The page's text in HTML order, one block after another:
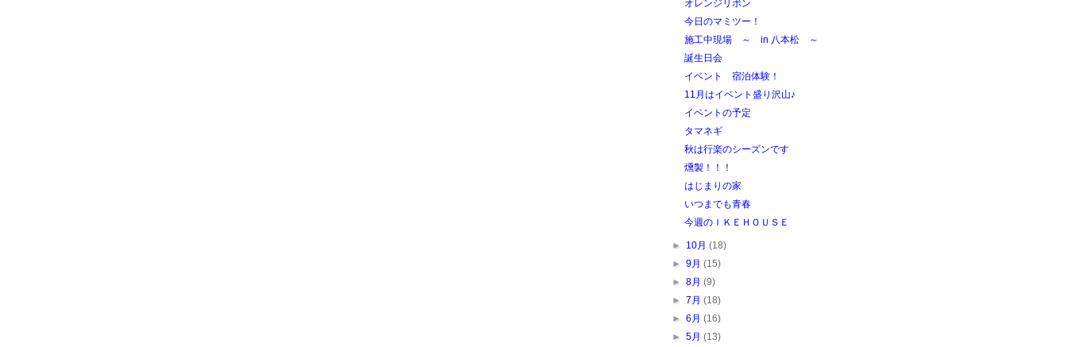
オレンジリボン
今日のマミツー！
施工中現場 ～ in 八本松 ～
誕生日会
イベント 宿泊体験！
11月はイベント盛り沢山♪
イベントの予定
タマネギ
秋は行楽のシーズンです
燻製！！！
はじまりの家
いつまでも青春
今週のＩＫＥＨＯＵＳＥ
► 10月 (18)
►9月 (15)
►8月 (9)
►7月 (18)
►6月 (16)
►5月 (13)